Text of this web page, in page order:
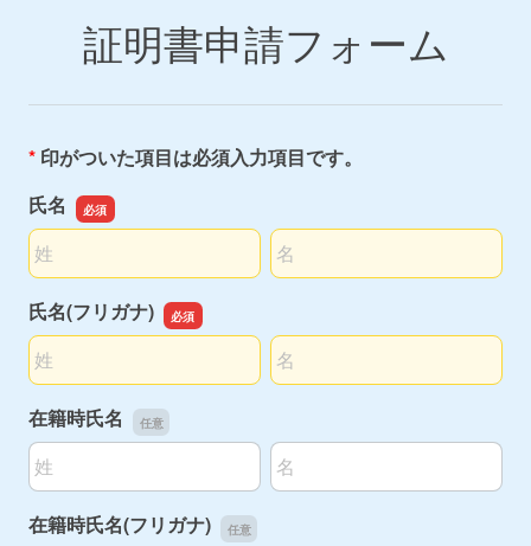
証明書申請フォーム
* 印がついた項目は必須入力項目です。
氏名
名前の姓
名前の名
氏名(フリガナ)
名前の姓
名前の名
在籍時氏名
名前の姓
名前の名
在籍時氏名(フリガナ)